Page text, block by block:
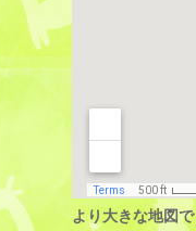
より大きな地図で